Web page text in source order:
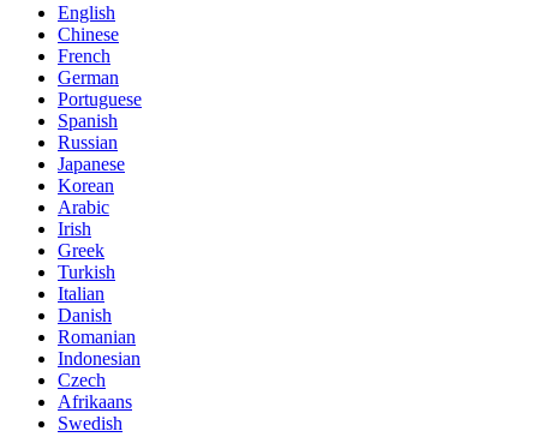
English
Chinese
French
German
Portuguese
Spanish
Russian
Japanese
Korean
Arabic
Irish
Greek
Turkish
Italian
Danish
Romanian
Indonesian
Czech
Afrikaans
Swedish